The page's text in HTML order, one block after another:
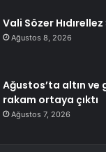
Vali Sözer
Ağustos 8, 2026
Ağustos’ta altın ve
rakam ortaya çıktı
Ağustos 7, 2026